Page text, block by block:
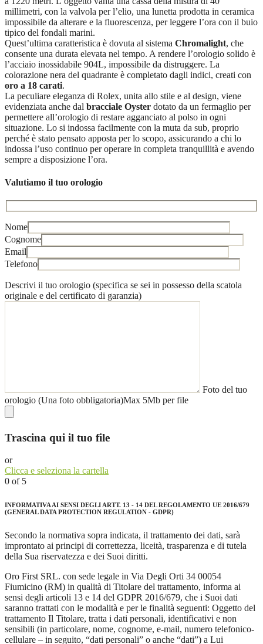
millimetri, con la valvola per l’elio, una lunetta prodotta in ceramica
impossibile da alterare e la fluorescenza, per leggere l’ora con il buio
tipico del fondali marini.
Quest’ultima caratteristica è dovuta al sistema Chromalight, che
consente una durata elevata nel tempo. A rendere l’orologio solido è
l’acciaio inossidabile 904L, impossibile da distruggere. La
colorazione nera del quadrante è completato dagli indici, creati con
oro a 18 carati.
La peculiare eleganza di Rolex, unita allo stile e al design, viene
evidenziata anche dal bracciale Oyster dotato da un fermaglio per
permettere all’orologio di restare agganciato al polso in ogni
situazione. Lo si indossa facilmente con la muta da sub, proprio
perché è stato pensato apposta per lo scopo, assicurando a chi lo
indossa l’uso continuo per operare in completa tranquillità e avendo
sempre a disposizione l’ora.
Valutiamo il tuo orologio
Nome
Cognome
Email
Telefono
Descrivi il tuo orologio (specifica se sei in possesso della scatola
originale e del certificato di garanzia)
Foto del tuo
orologio (Una foto obbligatoria)Max 5Mb per file
Trascina qui il tuo file
or
Clicca e seleziona la cartella
0 of 5
INFORMATIVA AI SENSI DEGLI ARTT. 13 - 14 DEL REGOLAMENTO UE 2016/679
(GENERAL DATA PROTECTION REGULATION - GDPR)
Secondo la normativa sopra indicata, il trattamento dei dati, sarà
improntato ai principi di correttezza, liceità, trasparenza e di tutela
della Sua riservatezza e dei Suoi diritti.
Oro First SRL. con sede legale in Via Degli Orti 34 00054
Fiumicino (RM) in qualità di Titolare del trattamento, informa ai
sensi degli articoli 13 e 14 del GDPR 2016/679, che i Suoi dati
saranno trattati con le modalità e per le finalità seguenti: Oggetto del
trattamento Il Titolare, tratta i dati personali, identificativi e non
sensibili (in particolare, nome, cognome, e-mail, numero telefonico-
cellulare – in seguito, “dati personali” o anche “dati”) a Lui